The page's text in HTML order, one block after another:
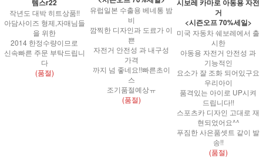
템스r22
작년도 대박 히트상품!!
아담사이즈 형제,자매님들
을 위한
2014 한정수량이므로
신속빠른 주문 부탁드립니
다
(품절)
유럽일본 수출용 베네통 밤
비
깜찍한 디자인과 도료가 이
쁜
자전거 안전성 과 내구성
가격
까지 넘 좋네요!!빠른초이
스
조기품절예상ㅠ
(품절)
시보레 카마로 아동용 자전
거
<시즌오프 70%세일>
미국 자동차 쉐보레에서 출
시한
아동용 자전거 안전성 과
기능적인
요소가 잘 조화 되어있구요
우리아이
품격있는 아이로 UP시켜
드립니다!!
스포츠카 디자인 고대로 재
현되었어요^^
푸짐한 사은품셋트 같이 발
송!!
(품절)